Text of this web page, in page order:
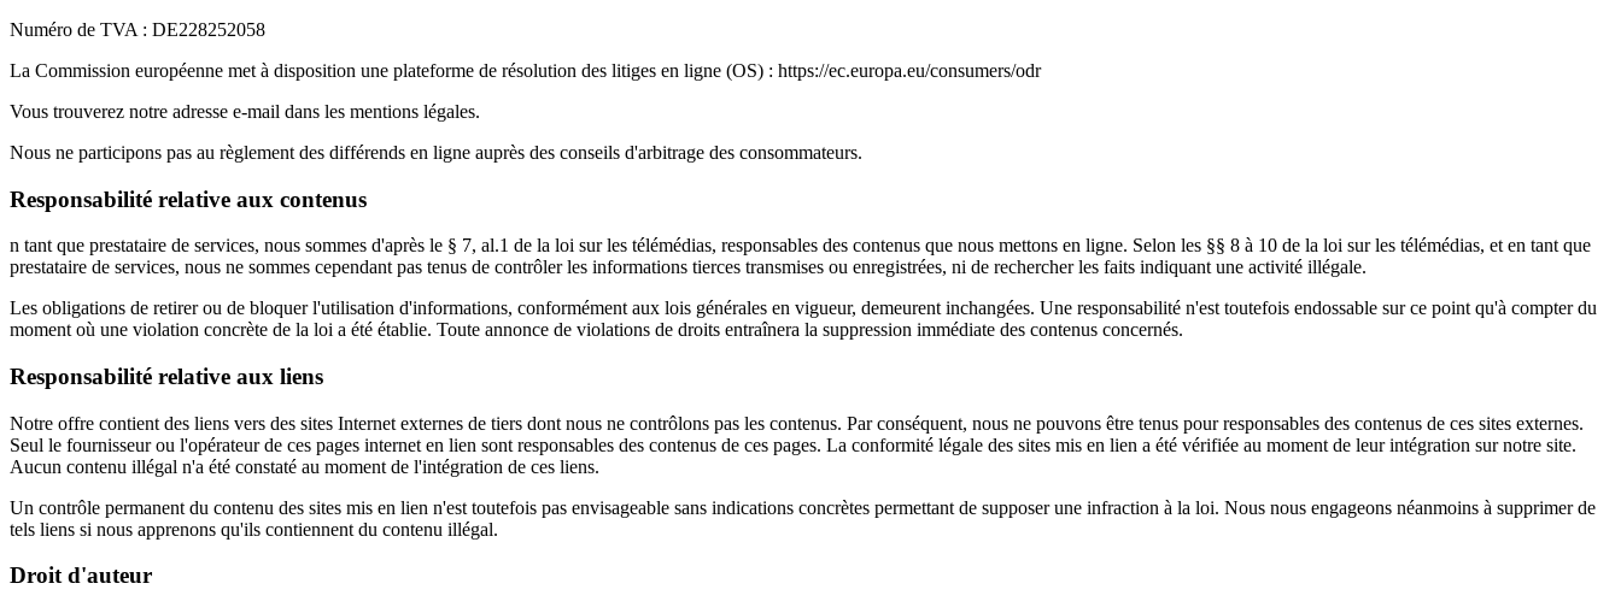
Numéro de TVA : DE228252058
La Commission européenne met à disposition une plateforme de résolution des litiges en ligne (OS) : https://ec.europa.eu/consumers/odr
Vous trouverez notre adresse e-mail dans les mentions légales.
Nous ne participons pas au règlement des différends en ligne auprès des conseils d'arbitrage des consommateurs.
Responsabilité relative aux contenus
n tant que prestataire de services, nous sommes d'après le § 7, al.1 de la loi sur les télémédias, responsables des contenus que nous mettons en ligne. Selon les §§ 8 à 10 de la loi sur les télémédias, et en tant que
prestataire de services, nous ne sommes cependant pas tenus de contrôler les informations tierces transmises ou enregistrées, ni de rechercher les faits indiquant une activité illégale.
Les obligations de retirer ou de bloquer l'utilisation d'informations, conformément aux lois générales en vigueur, demeurent inchangées. Une responsabilité n'est toutefois endossable sur ce point qu'à compter du
moment où une violation concrète de la loi a été établie. Toute annonce de violations de droits entraînera la suppression immédiate des contenus concernés.
Responsabilité relative aux liens
Notre offre contient des liens vers des sites Internet externes de tiers dont nous ne contrôlons pas les contenus. Par conséquent, nous ne pouvons être tenus pour responsables des contenus de ces sites externes.
Seul le fournisseur ou l'opérateur de ces pages internet en lien sont responsables des contenus de ces pages. La conformité légale des sites mis en lien a été vérifiée au moment de leur intégration sur notre site.
Aucun contenu illégal n'a été constaté au moment de l'intégration de ces liens.
Un contrôle permanent du contenu des sites mis en lien n'est toutefois pas envisageable sans indications concrètes permettant de supposer une infraction à la loi. Nous nous engageons néanmoins à supprimer de
tels liens si nous apprenons qu'ils contiennent du contenu illégal.
Droit d'auteur